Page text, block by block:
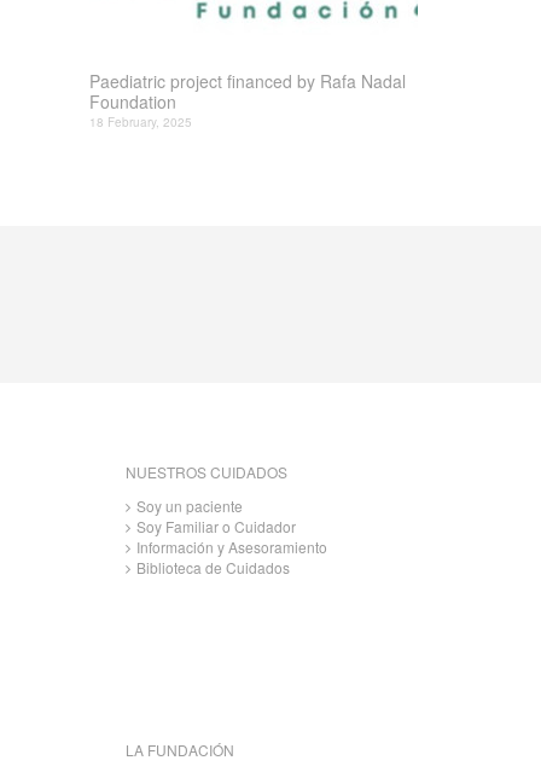
Paediatric project financed by Rafa Nadal
Foundation
18 February, 2025
NUESTROS CUIDADOS
Soy un paciente
Soy Familiar o Cuidador
Información y Asesoramiento
Biblioteca de Cuidados
LA FUNDACIÓN